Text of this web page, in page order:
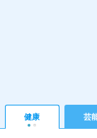
健康 芸